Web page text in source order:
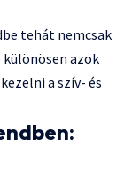
tehát nemcsak
azok
a szív- és